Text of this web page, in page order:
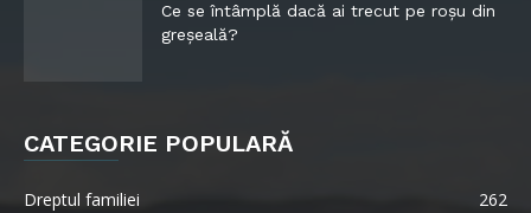
Ce se întâmplă dacă ai trecut pe roșu din
greșeală?
CATEGORIE POPULARĂ
Dreptul familiei
262